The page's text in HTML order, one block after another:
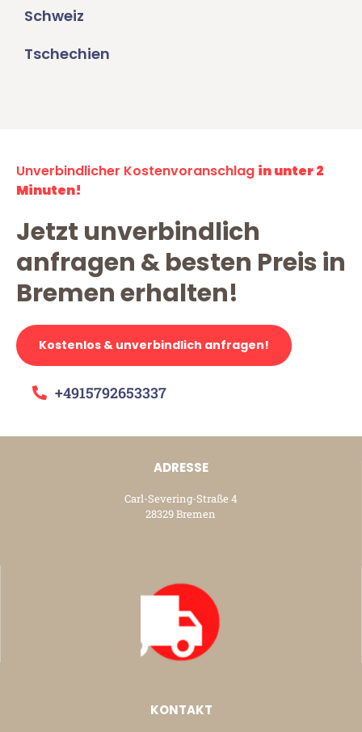
Schweiz
Tschechien
Unverbindlicher Kostenvoranschlag in unter 2
Minuten!
Jetzt unverbindlich
anfragen & besten Preis in
Bremen erhalten!
Kostenlos & unverbindlich anfragen!
+4915792653337
ADRESSE
Carl-Severing-Straße 4
28329 Bremen
KONTAKT